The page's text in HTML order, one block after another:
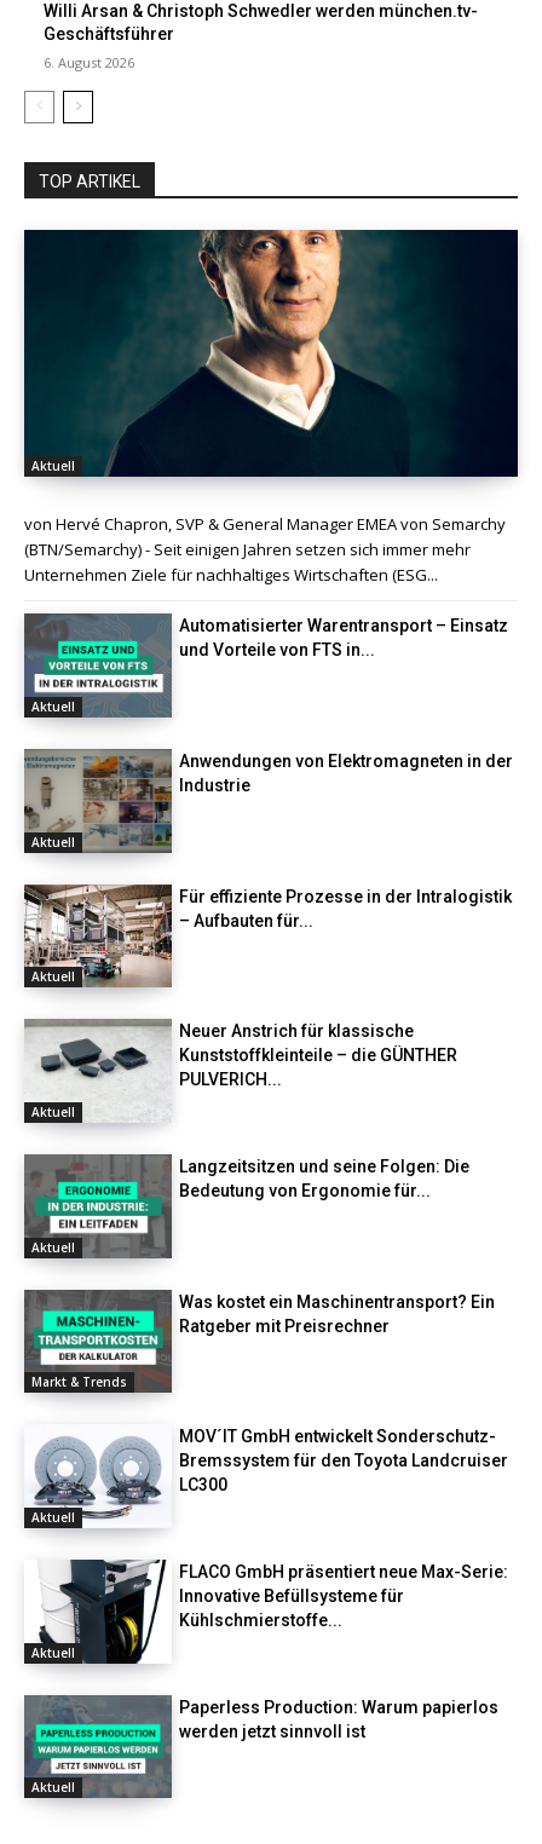
Willi Arsan & Christoph Schwedler werden münchen.tv-
Geschäftsführer
6. August 2026
TOP ARTIKEL
Aktuell
von Hervé Chapron, SVP & General Manager EMEA von Semarchy
(BTN/Semarchy) - Seit einigen Jahren setzen sich immer mehr
Unternehmen Ziele für nachhaltiges Wirtschaften (ESG...
Aktuell
Automatisierter Warentransport – Einsatz
und Vorteile von FTS in...
Aktuell
Anwendungen von Elektromagneten in der
Industrie
Aktuell
Für effiziente Prozesse in der Intralogistik
– Aufbauten für...
Aktuell
Neuer Anstrich für klassische
Kunststoffkleinteile – die GÜNTHER
PULVERICH...
Aktuell
Langzeitsitzen und seine Folgen: Die
Bedeutung von Ergonomie für...
Markt & Trends
Was kostet ein Maschinentransport? Ein
Ratgeber mit Preisrechner
Aktuell
MOV´IT GmbH entwickelt Sonderschutz-
Bremssystem für den Toyota Landcruiser
LC300
Aktuell
FLACO GmbH präsentiert neue Max-Serie:
Innovative Befüllsysteme für
Kühlschmierstoffe...
Aktuell
Paperless Production: Warum papierlos
werden jetzt sinnvoll ist